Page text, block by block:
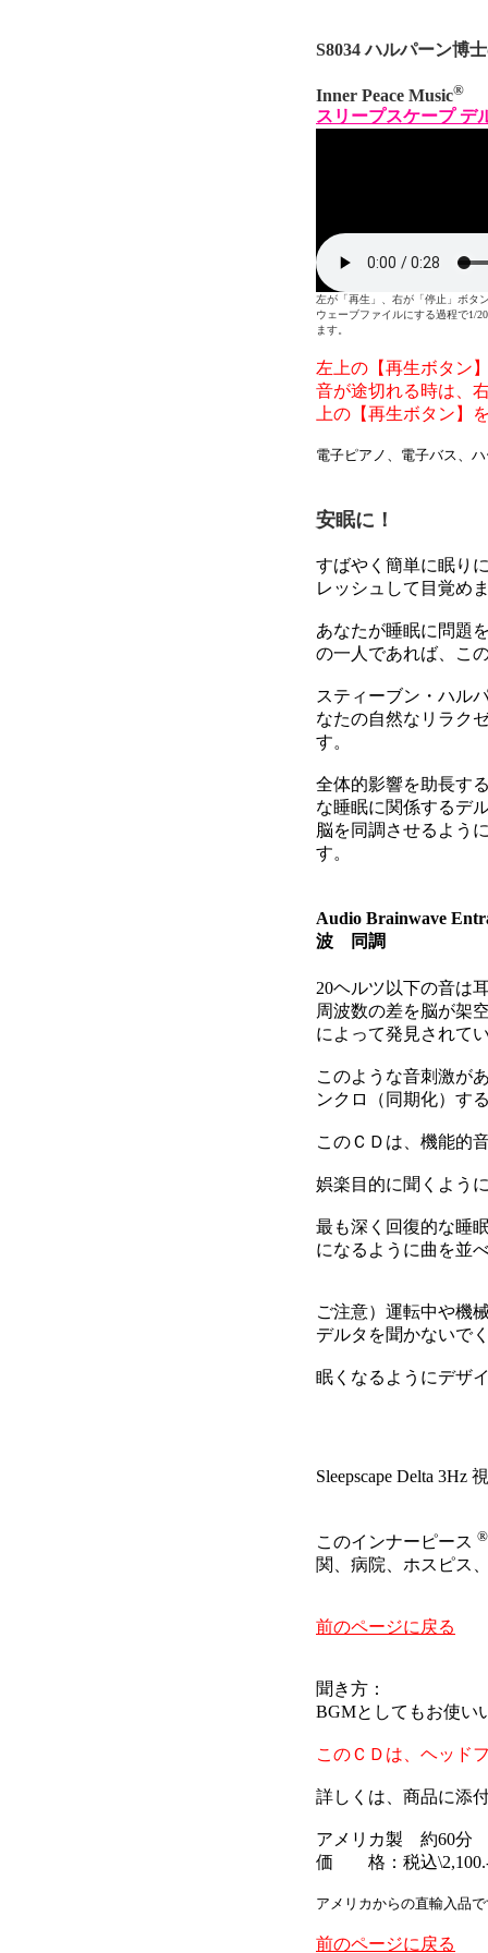
S8034 ハルパーン博
Inner Peace Music®
スリープスケープ デ
左が「再生」、右が「停止」ボタ
ウェーブファイルにする過程で1/
ます。
左上の【再生ボタン
音が途切れる時は、
上の【再生ボタン】
電子ピアノ、電子バス、
安眠に！
すばやく簡単に眠り
レッシュして目覚め
あなたが睡眠に問題
の一人であれば、こ
スティーブン・ハル
なたの自然なリラク
す。
全体的影響を助長す
な睡眠に関係するデ
脳を同調させるよう
す。
Audio Brainwave
波 同調
20ヘルツ以下の音は
周波数の差を脳が架
によって発見されて
このような音刺激が
ンクロ（同期化）す
このＣＤは、機能的
娯楽目的に聞くよう
最も深く回復的な睡
になるように曲を並
ご注意）運転中や機
デルタを聞かないで
眠くなるようにデザ
Sleepscape Delta 3Hz
このインナーピース ®
関、病院、ホスピス
前のページに戻る
聞き方：
BGMとしてもお使い
このＣＤは、ヘッド
詳しくは、商品に添
アメリカ製 約60分
価 格：税込
アメリカからの直輸入品
前のページに戻る